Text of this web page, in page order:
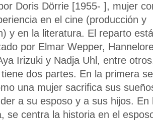
Doris Dörrie [1955- ], mujer
en el cine (producción y
y en la literatura. El reparto está
por Elmar Wepper,
Irizuki y Nadja Uhl, entre
dos partes. En la primera se
una mujer sacrifica sus
a su esposo y a sus hijos. En
se centra la historia en el